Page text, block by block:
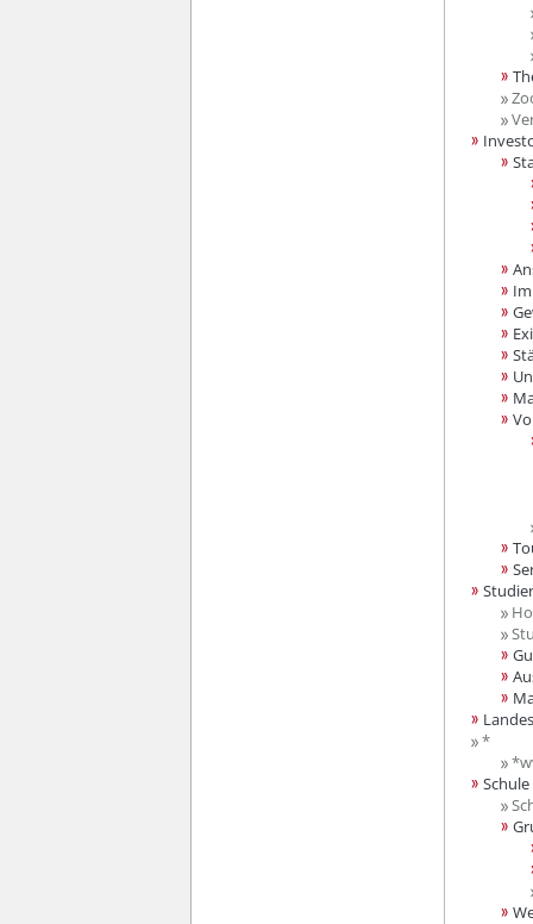
*
Schule